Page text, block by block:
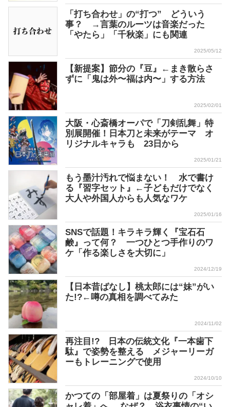
「打ち合わせ」の“打つ” どういう
事？ →言葉のルーツは音楽だった
「やたら」「千秋楽」にも関連
2025/05/12
【新提案】節分の『豆』←まき散らさ
ずに「鬼は外〜福は内〜」する方法
2025/02/01
大阪・心斎橋オーパで「刀剣乱舞」特
別展開催！日本刀と未来がテーマ オ
リジナルキャラも 23日から
2025/01/21
もう墨汁汚れで悩まない！ 水で書け
る『習字セット』←子どもだけでなく
大人や外国人からも人気なワケ
2025/01/16
SNSで話題！キラキラ輝く『宝石石
鹸』って何？ 一つひとつ手作りのワ
ケ「作る楽しさを大切に」
2024/12/19
【日本昔ばなし】桃太郎には“妹”がい
た!?←噂の真相を調べてみた
2024/11/02
再注目!? 日本の伝統文化『一本歯下
駄』で姿勢を整える メジャーリーガ
ーもトレーニングで使用
2024/10/10
かつての「部屋着」は夏祭りの「オシ